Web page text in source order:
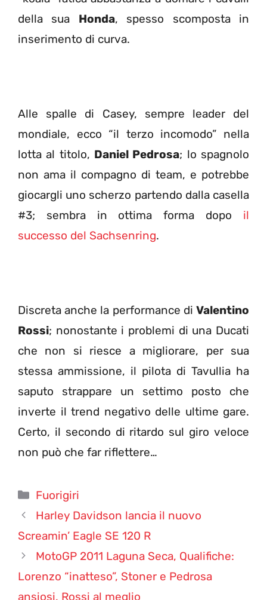
della sua Honda, spesso scomposta in
inserimento di curva.
Alle spalle di Casey, sempre leader del
mondiale, ecco “il terzo incomodo” nella
lotta al titolo, Daniel Pedrosa; lo spagnolo
non ama il compagno di team, e potrebbe
giocargli uno scherzo partendo dalla casella
#3; sembra in ottima forma dopo il
successo del Sachsenring.
Discreta anche la performance di Valentino
Rossi; nonostante i problemi di una Ducati
che non si riesce a migliorare, per sua
stessa ammissione, il pilota di Tavullia ha
saputo strappare un settimo posto che
inverte il trend negativo delle ultime gare.
Certo, il secondo di ritardo sul giro veloce
non può che far riflettere…
Categorie
Fuorigiri
Harley Davidson lancia il nuovo
Screamin’ Eagle SE 120 R
MotoGP 2011 Laguna Seca, Qualifiche:
Lorenzo “inatteso”, Stoner e Pedrosa
ansiosi, Rossi al meglio